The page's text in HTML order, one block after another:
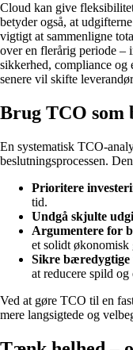
Cloud kan give
betyder også, at
vigtigt at sammenligne
over en flerårig periode –
sikkerhed, compliance og
senere vil skifte
Brug TCO som
En systematisk TCO-
beslutningsprocessen.
Prioritere
tid.
Undgå skjulte
Argumentere for
et solidt økonomisk
Sikre bæredygtige
at reducere spild
Ved at gøre TCO til en
mere langsigtede og